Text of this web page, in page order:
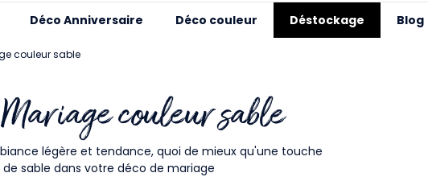
Déco Anniversaire Déco couleur Déstockage Blog
couleur sable
couleur sable
légère et tendance, quoi de mieux qu'une touche
de sable dans votre déco de mariage